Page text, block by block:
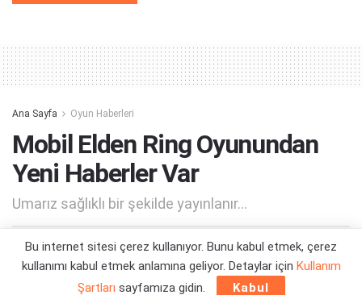
Ana Sayfa Oyun Haberleri
Mobil Elden Ring Oyunundan
Yeni Haberler Var
Umarız sağlıklı bir şekilde yayınlanır...
Yazar: Orçun Çavuşoğlu 06/09/2024 15:14
Bu internet sitesi çerez kullanıyor. Bunu kabul etmek, çerez
kullanımı kabul etmek anlamına geliyor. Detaylar için Kullanım
Şartları sayfamıza gidin. Kabul